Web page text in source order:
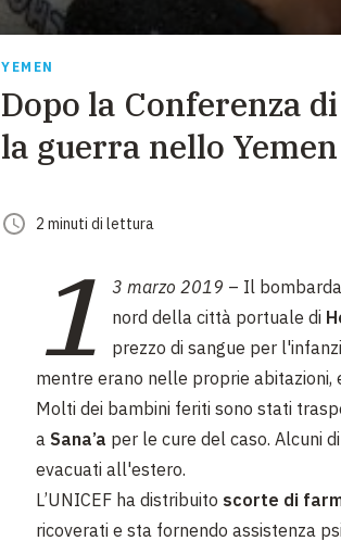
DIVERSI MODI PER
YEMEN
Dopo la Conferenza
la guerra nello Yemen
2 minuti di lettura
1 3 marzo 2019 – Il
nord della città portuale di
prezzo di sangue per
mentre erano nelle proprie abitazioni,
Molti dei bambini feriti sono stati
a Sana’a per le cure del caso. Alcuni
evacuati all'estero.
L’UNICEF ha distribuito scorte di
ricoverati e sta fornendo assistenza